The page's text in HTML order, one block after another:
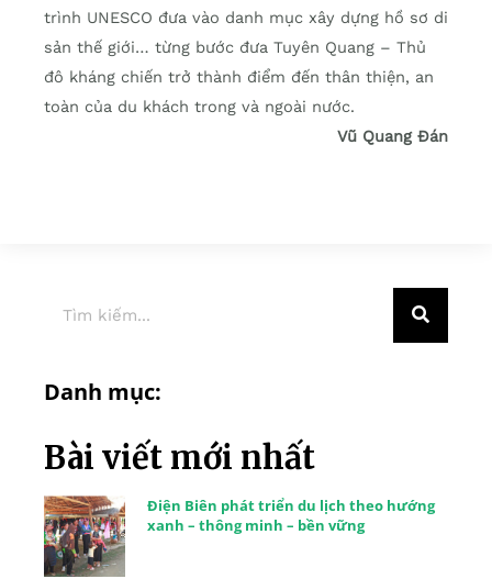
trình UNESCO đưa vào danh mục xây dựng hồ sơ di
sản thế giới… từng bước đưa Tuyên Quang – Thủ
đô kháng chiến trở thành điểm đến thân thiện, an
toàn của du khách trong và ngoài nước.
Vũ Quang Đán
Danh mục:
Bài viết mới nhất
Điện Biên phát triển du lịch theo hướng
xanh – thông minh – bền vững